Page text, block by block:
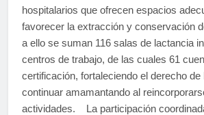
hospitalarios que ofrecen espacios
favorecer la extracción y conservación
a ello se suman 116 salas de lactancia
centros de trabajo, de las cuales 61
certificación, fortaleciendo el derecho
continuar amamantando al
actividades. La participación